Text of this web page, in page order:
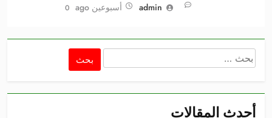
admin
أسبوعين ago 0
البحث
أحدث المقالات